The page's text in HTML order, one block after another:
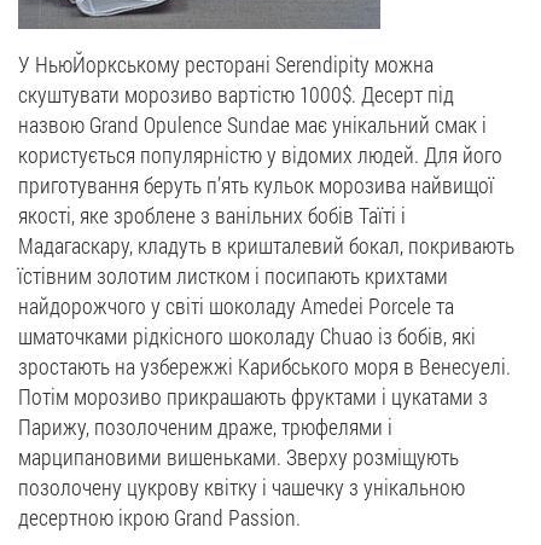
У Нью­Йоркському ресторані Serendipity можна
скуштувати морозиво вартістю 1000$. Десерт під
назвою Grand Opulence Sundae має унікальний смак і
користується популярністю у відомих людей. Для його
приготування беруть п’ять кульок морозива найвищої
якості, яке зроблене з ванільних бобів Таїті і
Мадагаскару, кладуть в кришталевий бокал, покривають
їстівним золотим листком і посипають крихтами
найдорожчого у світі шоколаду Amedei Porcele та
шматочками рідкісного шоколаду Chuao із бобів, які
зростають на узбережжі Карибського моря в Венесуелі.
Потім морозиво прикрашають фруктами і цукатами з
Парижу, позолоченим драже, трюфелями і
марципановими вишеньками. Зверху розміщують
позолочену цукрову квітку і чашечку з унікальною
десертною ікрою Grand Passion.